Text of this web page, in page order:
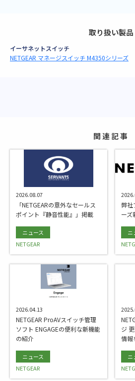
取り扱い製品
イーサネットスイッチ
NETGEAR マネージスイッチ M4350シリーズ
関連記事
2026.08.07
「NETGEARの意外なセールス
ポイント『静音性能』」掲載
ニュース
NETGEAR
弊社
ーズ
ニ
2026.04.13
NETGEAR ProAVスイッチ管理
ソフト ENGAGEの便利な新機能
の紹介
ニュース
NETGEAR
ジ
情報
ニ